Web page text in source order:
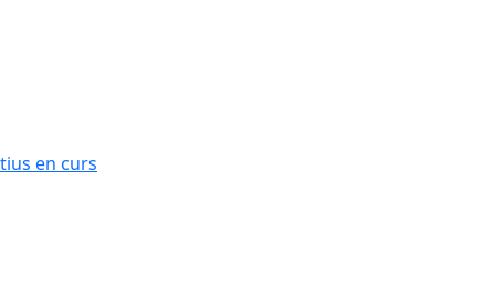
en curs